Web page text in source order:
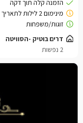
דרים בוטיק -הסוויטה
2 נפשות